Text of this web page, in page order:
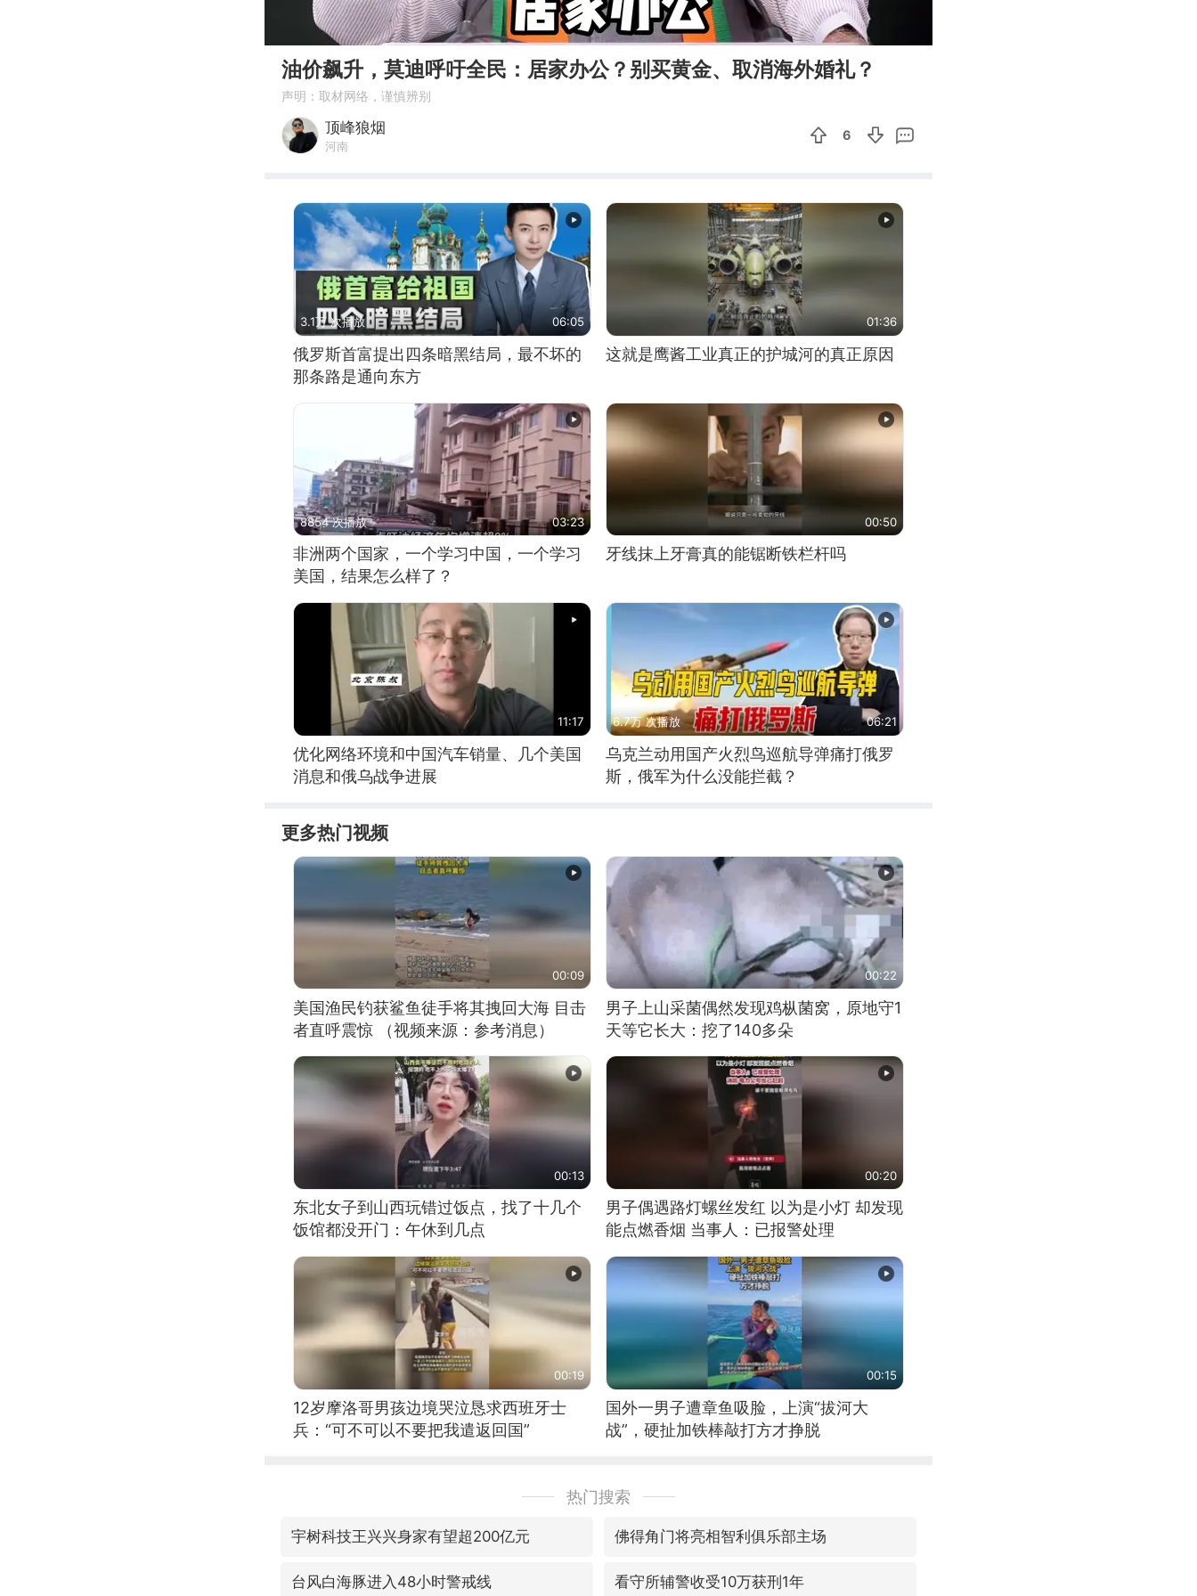
03:02
油价飙升，莫迪呼吁全民：居家办公？别买黄金、取消海外婚礼？
声明：取材网络，谨慎辨别
顶峰狼烟
河南
6
3.1万 次播放 06:05
俄罗斯首富提出四条暗黑结局，最不坏的
那条路是通向东方
01:36
这就是鹰酱工业真正的护城河的真正原因
8854 次播放 03:23
非洲两个国家，一个学习中国，一个学习
美国，结果怎么样了？
00:50
牙线抹上牙膏真的能锯断铁栏杆吗
11:17
优化网络环境和中国汽车销量、几个美国
消息和俄乌战争进展
6.7万 次播放 06:21
乌克兰动用国产火烈鸟巡航导弹痛打俄罗
斯，俄军为什么没能拦截？
更多热门视频
00:09
美国渔民钓获鲨鱼徒手将其拽回大海 目击
者直呼震惊 （视频来源：参考消息）
00:22
男子上山采菌偶然发现鸡枞菌窝，原地守1
天等它长大：挖了140多朵
00:13
东北女子到山西玩错过饭点，找了十几个
饭馆都没开门：午休到几点
00:20
男子偶遇路灯螺丝发红 以为是小灯 却发现
能点燃香烟 当事人：已报警处理
00:19
12岁摩洛哥男孩边境哭泣恳求西班牙士
兵：“可不可以不要把我遣返回国”
00:15
国外一男子遭章鱼吸脸，上演“拔河大
战”，硬扯加铁棒敲打方才挣脱
热门搜索
宇树科技王兴兴身家有望超200亿元 佛得角门将亮相智利俱乐部主场
台风白海豚进入48小时警戒线 看守所辅警收受10万获刑1年